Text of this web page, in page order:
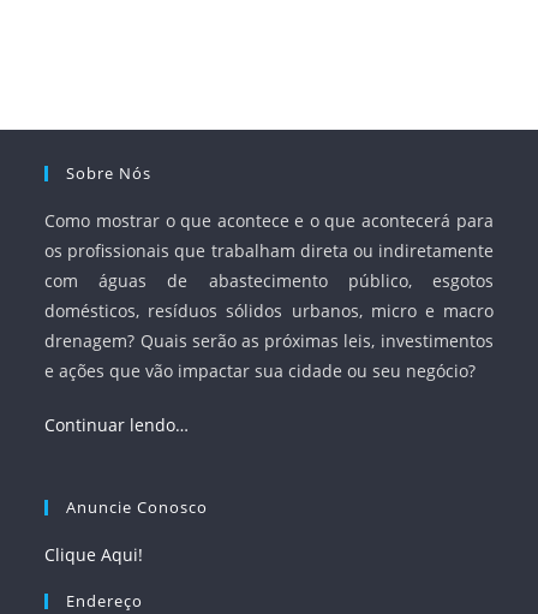
Sobre Nós
Como mostrar o que acontece e o que acontecerá para
os profissionais que trabalham direta ou indiretamente
com águas de abastecimento público, esgotos
domésticos, resíduos sólidos urbanos, micro e macro
drenagem? Quais serão as próximas leis, investimentos
e ações que vão impactar sua cidade ou seu negócio?
Continuar lendo…
Anuncie Conosco
Clique Aqui!
Endereço